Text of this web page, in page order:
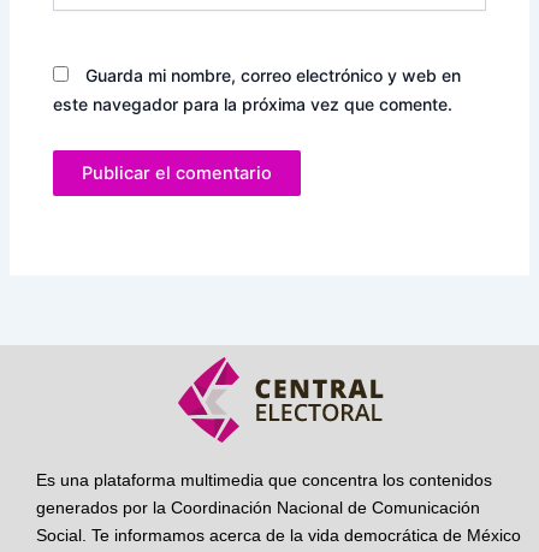
Guarda mi nombre, correo electrónico y web en
este navegador para la próxima vez que comente.
Es una plataforma multimedia que concentra los contenidos
generados por la Coordinación Nacional de Comunicación
Social. Te informamos acerca de la vida democrática de México